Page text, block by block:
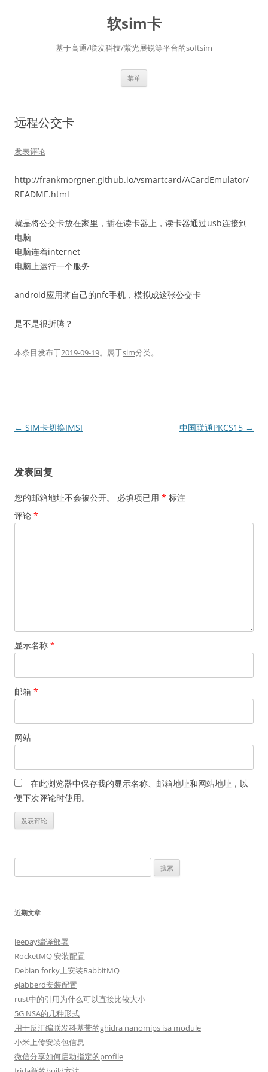
软sim卡
基于高通/联发科技/紫光展锐等平台的softsim
菜单
远程公交卡
发表评论
http://frankmorgner.github.io/vsmartcard/ACardEmulator/
README.html
就是将公交卡放在家里，插在读卡器上，读卡器通过usb连接到
电脑
电脑连着internet
电脑上运行一个服务
android应用将自己的nfc手机，模拟成这张公交卡
是不是很折腾？
本条目发布于2019-09-19。属于sim分类。
文
航
← SIM卡切换IMSI 中国联通PKCS15 →
发表回复
您的邮箱地址不会被公开。 必填项已用 * 标注
评论 *
显示名称 *
邮箱 *
网站
在此浏览器中保存我的显示名称、邮箱地址和网站地址，以
便下次评论时使用。
索：
近期文章
jeepay编译部署
RocketMQ 安装配置
Debian forky上安装RabbitMQ
ejabberd安装配置
rust中的引用为什么可以直接比较大小
5G NSA的几种形式
用于反汇编联发科基带的ghidra nanomips isa module
小米上传安装包信息
微信分享如何启动指定的profile